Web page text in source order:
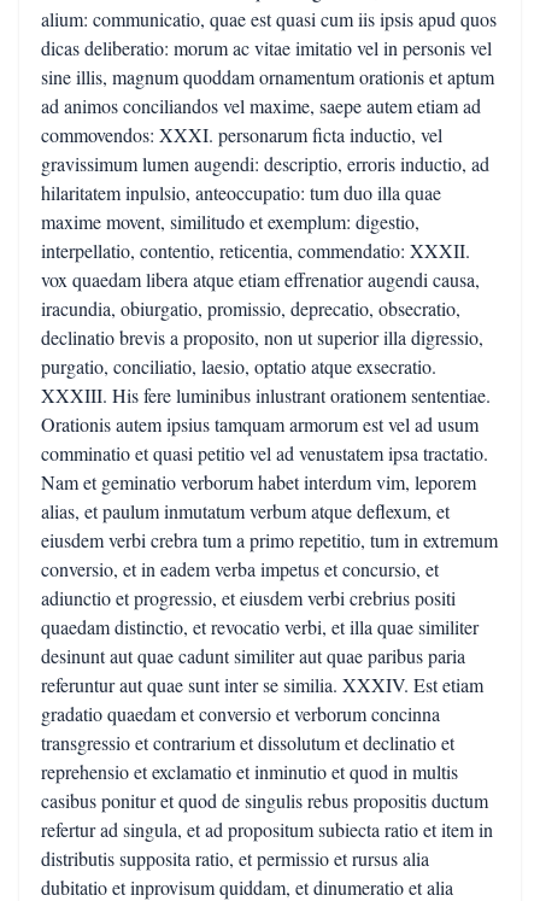
alium: communicatio, quae est quasi cum iis ipsis apud quos
dicas deliberatio: morum ac vitae imitatio vel in personis vel
sine illis, magnum quoddam ornamentum orationis et aptum
ad animos conciliandos vel maxime, saepe autem etiam ad
commovendos: XXXI. personarum ficta inductio, vel
gravissimum lumen augendi: descriptio, erroris inductio, ad
hilaritatem inpulsio, anteoccupatio: tum duo illa quae
maxime movent, similitudo et exemplum: digestio,
interpellatio, contentio, reticentia, commendatio: XXXII.
vox quaedam libera atque etiam effrenatior augendi causa,
iracundia, obiurgatio, promissio, deprecatio, obsecratio,
declinatio brevis a proposito, non ut superior illa digressio,
purgatio, conciliatio, laesio, optatio atque exsecratio.
XXXIII. His fere luminibus inlustrant orationem sententiae.
Orationis autem ipsius tamquam armorum est vel ad usum
comminatio et quasi petitio vel ad venustatem ipsa tractatio.
Nam et geminatio verborum habet interdum vim, leporem
alias, et paulum inmutatum verbum atque deflexum, et
eiusdem verbi crebra tum a primo repetitio, tum in extremum
conversio, et in eadem verba impetus et concursio, et
adiunctio et progressio, et eiusdem verbi crebrius positi
quaedam distinctio, et revocatio verbi, et illa quae similiter
desinunt aut quae cadunt similiter aut quae paribus paria
referuntur aut quae sunt inter se similia. XXXIV. Est etiam
gradatio quaedam et conversio et verborum concinna
transgressio et contrarium et dissolutum et declinatio et
reprehensio et exclamatio et inminutio et quod in multis
casibus ponitur et quod de singulis rebus propositis ductum
refertur ad singula, et ad propositum subiecta ratio et item in
distributis supposita ratio, et permissio et rursus alia
dubitatio et inprovisum quiddam, et dinumeratio et alia